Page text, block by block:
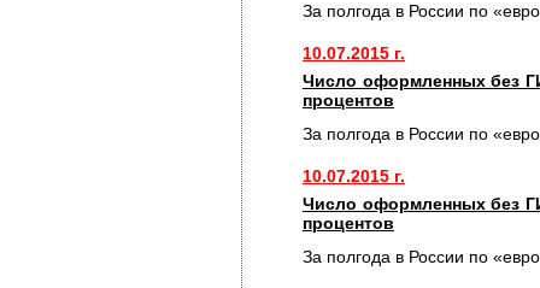
За полгода в России по
10.07.2015 г.
Число оформленных без
процентов
За полгода в России по
10.07.2015 г.
Число оформленных без
процентов
За полгода в России по